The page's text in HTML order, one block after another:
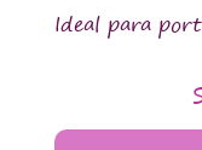
Ideal para